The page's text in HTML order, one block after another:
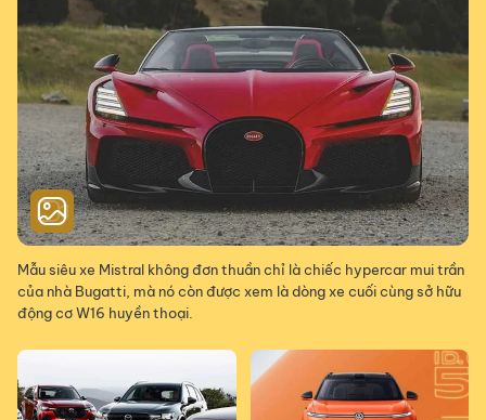
Mẫu siêu xe Mistral không đơn thuần chỉ là chiếc hypercar mui trần
của nhà Bugatti, mà nó còn được xem là dòng xe cuối cùng sở hữu
động cơ W16 huyền thoại.